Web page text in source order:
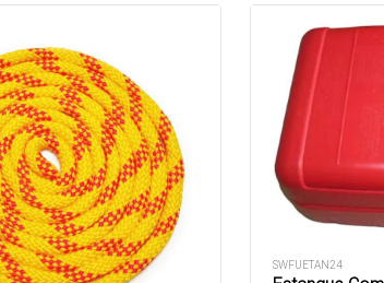
SWFUETAN24